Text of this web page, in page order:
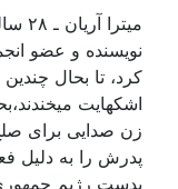
نويسنده و عضو
کرد، تا بحال
اشکهايت
زن صدايی برای
پدرش را به دليل
بدست رژيم